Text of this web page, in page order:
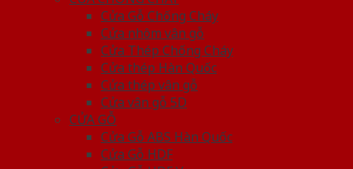
Cửa Gỗ Chống Cháy
Cửa nhôm vân gỗ
Cửa Thép Chống Cháy
Cửa thép Hàn Quốc
Cửa thép vân gỗ
Cửa vân gỗ 5D
CỬA GỖ
Cửa Gỗ ABS Hàn Quốc
Cửa Gỗ HDF